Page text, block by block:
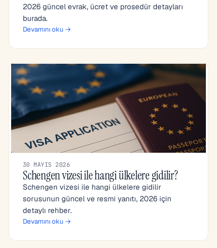
2026 güncel evrak, ücret ve prosedür detayları
burada.
Devamını oku →
30 MAYIS 2026
Schengen vizesi ile hangi ülkelere gidilir?
Schengen vizesi ile hangi ülkelere gidilir
sorusunun güncel ve resmi yanıtı, 2026 için
detaylı rehber.
Devamını oku →